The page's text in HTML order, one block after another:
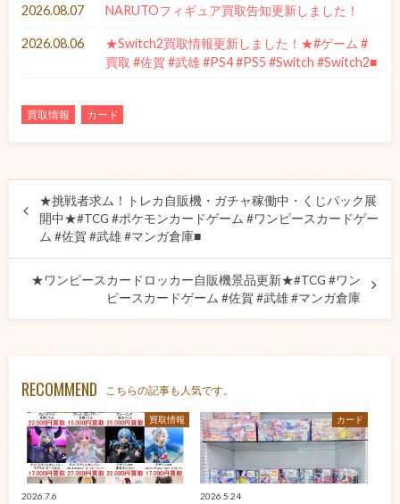
2026.08.07 NARUTOフィギュア買取告知更新しました！
2026.08.06
★Switch2買取情報更新しました！★#ゲーム #
買取 #佐賀 #武雄 #PS4 #PS5 #Switch #Switch2■
買取情報 カード
★挑戦者求ム！トレカ自販機・ガチャ稼働中・くじパック展
開中★#TCG #ポケモンカードゲーム #ワンピースカードゲー
ム #佐賀 #武雄 #マンガ倉庫■
★ワンピースカードロッカー自販機景品更新★#TCG #ワン
ピースカードゲーム #佐賀 #武雄 #マンガ倉庫
RECOMMEND こちらの記事も人気です。
買取情報
2026.7.6
カード
2026.5.24